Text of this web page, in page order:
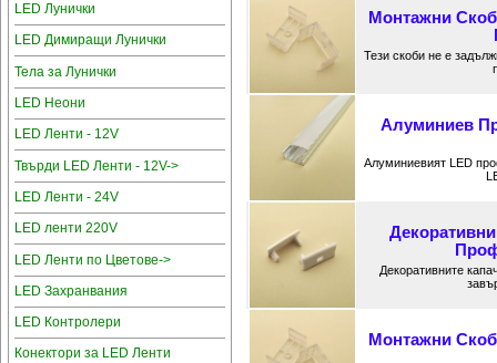
LED Лунички
LED Димиращи Лунички
Тела за Лунички
LED Неони
LED Ленти - 12V
Твърди LED Ленти - 12V->
LED Ленти - 24V
LED ленти 220V
LED Ленти по Цветове->
LED Захранвания
LED Контролери
Конектори за LED Ленти
Монтажни
Тези скоби не е
Алуминиев
Алуминиевият LED
Декоративните
Монтажни